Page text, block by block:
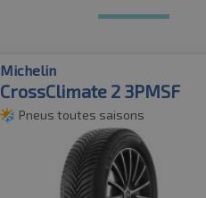
Michelin
CrossClimate 2 3PMSF
Pneus toutes saisons